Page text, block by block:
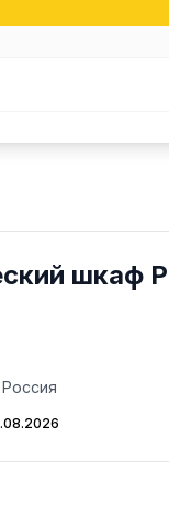
шкаф
Россия